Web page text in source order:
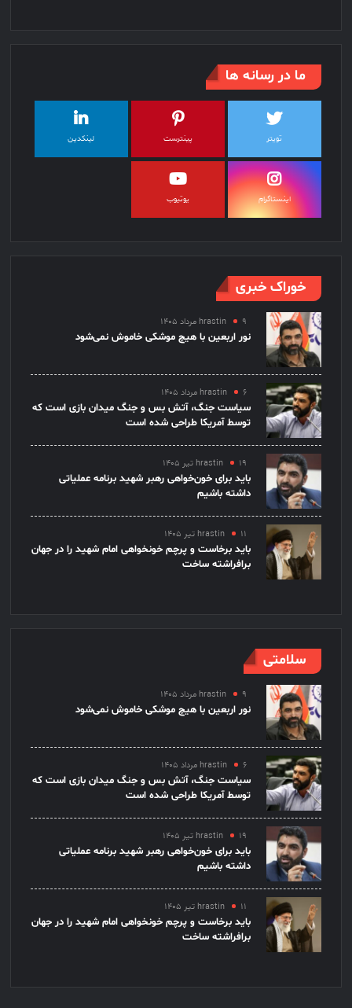
ما در رسانه ها
تویتر پینترست لینکدین
اینستاگرام یوتیوب
خوراک خبری
hrastin ۹ مرداد ۱۴۰۵
نور اربعین با هیچ موشکی خاموش نمی‌شود
hrastin ۶ مرداد ۱۴۰۵
سیاست جنگ، آتش بس و جنگ میدان بازی است که
توسط آمریکا طراحی شده است
hrastin ۱۹ تیر ۱۴۰۵
باید برای خون‌خواهی رهبر شهید برنامه عملیاتی
داشته باشیم
hrastin ۱۱ تیر ۱۴۰۵
باید برخاست و پرچم خونخواهی امام شهید را در جهان
برافراشته ساخت
سلامتی
hrastin ۹ مرداد ۱۴۰۵
نور اربعین با هیچ موشکی خاموش نمی‌شود
hrastin ۶ مرداد ۱۴۰۵
سیاست جنگ، آتش بس و جنگ میدان بازی است که
توسط آمریکا طراحی شده است
hrastin ۱۹ تیر ۱۴۰۵
باید برای خون‌خواهی رهبر شهید برنامه عملیاتی
داشته باشیم
hrastin ۱۱ تیر ۱۴۰۵
باید برخاست و پرچم خونخواهی امام شهید را در جهان
برافراشته ساخت